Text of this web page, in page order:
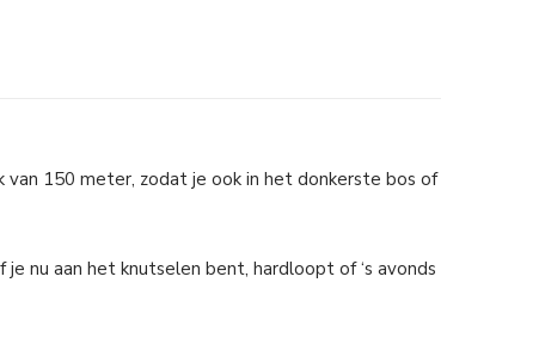
150 meter, zodat je ook in het donkerste bos of
nu aan het knutselen bent, hardloopt of ‘s avonds